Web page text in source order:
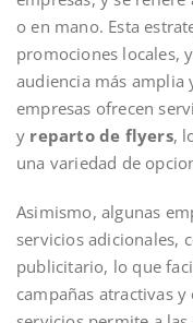
o en mano. Esta
promociones locales,
audiencia más amplia
empresas ofrecen
y reparto de flyers,
una variedad de
Asimismo, algunas
servicios adicionales,
publicitario, lo que
campañas atractivas